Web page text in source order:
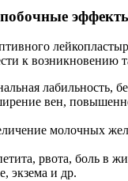
к возникновению
лабильность,
вен,
молочных
рвота, боль в
экзема и др.